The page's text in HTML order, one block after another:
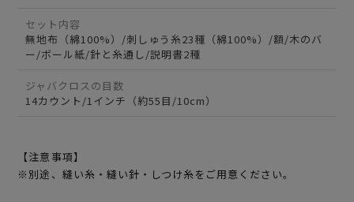
セット内容
無地布（綿100%）/刺しゅう糸23種（綿100%）/額/木のバ
ー/ボール紙/針と糸通し/説明書2種
ジャバクロスの目数
14カウント/1インチ（約55目/10cm）
【注意事項】
※別途、縫い糸・縫い針・しつけ糸をご用意ください。